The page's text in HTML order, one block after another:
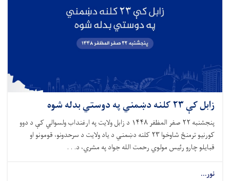
زابل کې ۲۳ کلنه دښمني په دوستي بدله شوه
پنجشنبه ۲۲ صفر المظفر ۱۴۴۸ د زابل ولایت په ارغنداب ولسوالي کې د دوو
کورنیو ترمنځ شاوخوا ۲۳ کلنه دښمني د ياد ولایت د سرحدونو، قومونو او
قبایلو چارو رئیس مولوي رحمت الله جواد په مشري، د. . .
نور...